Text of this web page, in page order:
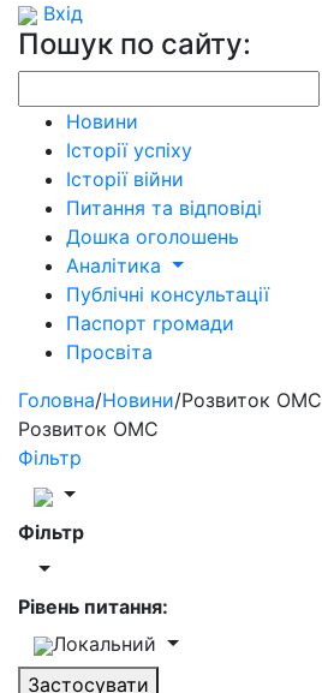
Вхід
Пошук по сайту:
Новини
Історії успіху
Історії війни
Питання та відповіді
Дошка оголошень
Аналітика
Публічні консультації
Паспорт громади
Просвіта
Головна/Новини/Розвиток ОМС
Розвиток ОМС
Фільтр
Фільтр
Рівень питання:
Локальний
Застосувати